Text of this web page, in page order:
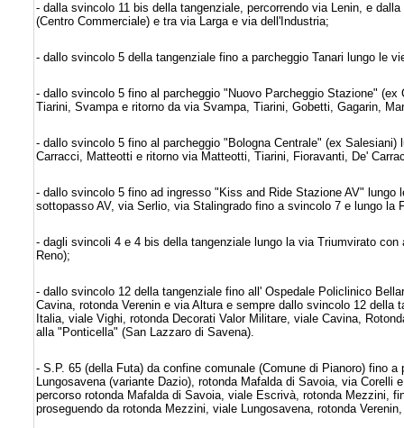
- dalla svincolo 11 bis della tangenziale, percorrendo via Lenin, e
(Centro Commerciale) e tra via Larga e via dell'Industria;
- dallo svincolo 5 della tangenziale fino a parcheggio Tanari lungo le
- dallo svincolo 5 fino al parcheggio "Nuovo Parcheggio Stazione"
Tiarini, Svampa e ritorno da via Svampa, Tiarini, Gobetti, Gagarin,
- dallo svincolo 5 fino al parcheggio "Bologna Centrale" (ex
Carracci, Matteotti e ritorno via Matteotti, Tiarini, Fioravanti, De'
- dallo svincolo 5 fino ad ingresso "Kiss and Ride Stazione AV"
sottopasso AV, via Serlio, via Stalingrado fino a svincolo 7 e lungo la
- dagli svincoli 4 e 4 bis della tangenziale lungo la via Triumvirato
Reno);
- dallo svincolo 12 della tangenziale fino all' Ospedale Policlinico
Cavina, rotonda Verenin e via Altura e sempre dallo svincolo 12
Italia, viale Vighi, rotonda Decorati Valor Militare, viale Cavina,
alla "Ponticella" (San Lazzaro di Savena).
- S.P. 65 (della Futa) da confine comunale (Comune di Pianoro) fino
Lungosavena (variante Dazio), rotonda Mafalda di Savoia, via
percorso rotonda Mafalda di Savoia, viale Escrivà, rotonda Mezzini,
proseguendo da rotonda Mezzini, viale Lungosavena, rotonda